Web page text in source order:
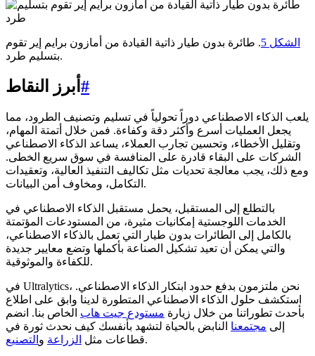
الشكل 5
. طائرة بدون طيار ذاتية القيادة من أمازون برايم إير تقوم
بتسليم طرد.
أبرز النقاط #
يلعب الذكاء الاصطناعي دوراً تحولياً في تسليم وتصنيف الطرود، مما
يجعل العمليات أسرع وأكثر دقة وكفاءة. فمن خلال أتمتة المهام،
وتقليل الأخطاء، وتحسين تجارب العملاء، يساعد الذكاء الاصطناعي
الشركات على البقاء قادرة على المنافسة في سوق سريع الخطى.
ومع ذلك، يجب معالجة تحديات مثل تكاليف التنفيذ العالية، وتعقيدات
التكامل، ومخاوف أمن البيانات.
بالتطلع إلى المستقبل، يحمل مستقبل الذكاء الاصطناعي في
الخدمات اللوجستية إمكانيات مثيرة، من المستودعات المؤتمتة
بالكامل إلى الطائرات بدون طيار التي تعمل بالذكاء الاصطناعي،
والتي يمكن أن تعيد تشكيل الصناعة بأكملها وتضع معايير جديدة
للكفاءة والموثوقية.
في Ultralytics، نحن ملتزمون بدفع حدود ابتكار الذكاء الاصطناعي.
استكشف حلول الذكاء الاصطناعي المتطورة لدينا وابق على اطلاع
بأحدث تطوراتنا من خلال زيارة مستودع جيت هاب الخاص بنا. انضم
إلى مجتمعنا النابض بالحياة لتشهد بأنفسك كيف نحدث ثورة في
قطاعات مثل الزراعة و التصنيع .